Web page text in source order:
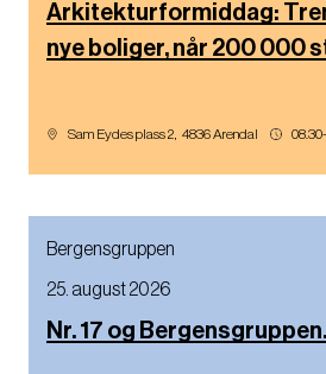
Arkitekturformiddag:
nye boliger, når 200 000
Sam Eydes plass 2 4836Arendal
Bergensgruppen
25. august 2026
Nr. 17 og